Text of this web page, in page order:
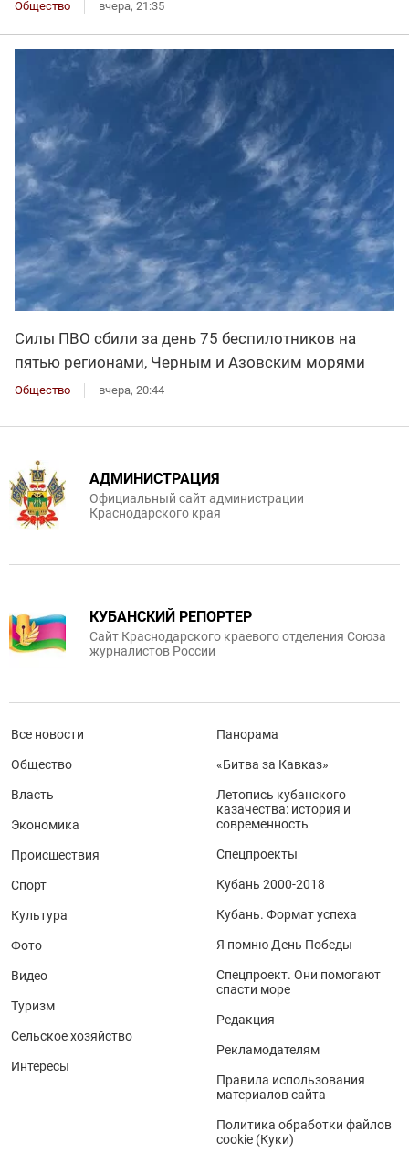
Общество вчера, 21:35
Силы ПВО сбили за день 75 беспилотников на
пятью регионами, Черным и Азовским морями
Общество вчера, 20:44
АДМИНИСТРАЦИЯ
Официальный сайт администрации
Краснодарского края
КУБАНСКИЙ РЕПОРТЕР
Сайт Краснодарского краевого отделения Союза
журналистов России
Все новости
Общество
Власть
Экономика
Происшествия
Спорт
Культура
Фото
Видео
Туризм
Сельское хозяйство
Интересы
Панорама
«Битва за Кавказ»
Летопись кубанского
казачества: история и
современность
Спецпроекты
Кубань 2000-2018
Кубань. Формат успеха
Я помню День Победы
Спецпроект. Они помогают
спасти море
Редакция
Рекламодателям
Правила использования
материалов сайта
Политика обработки файлов
cookie (Куки)